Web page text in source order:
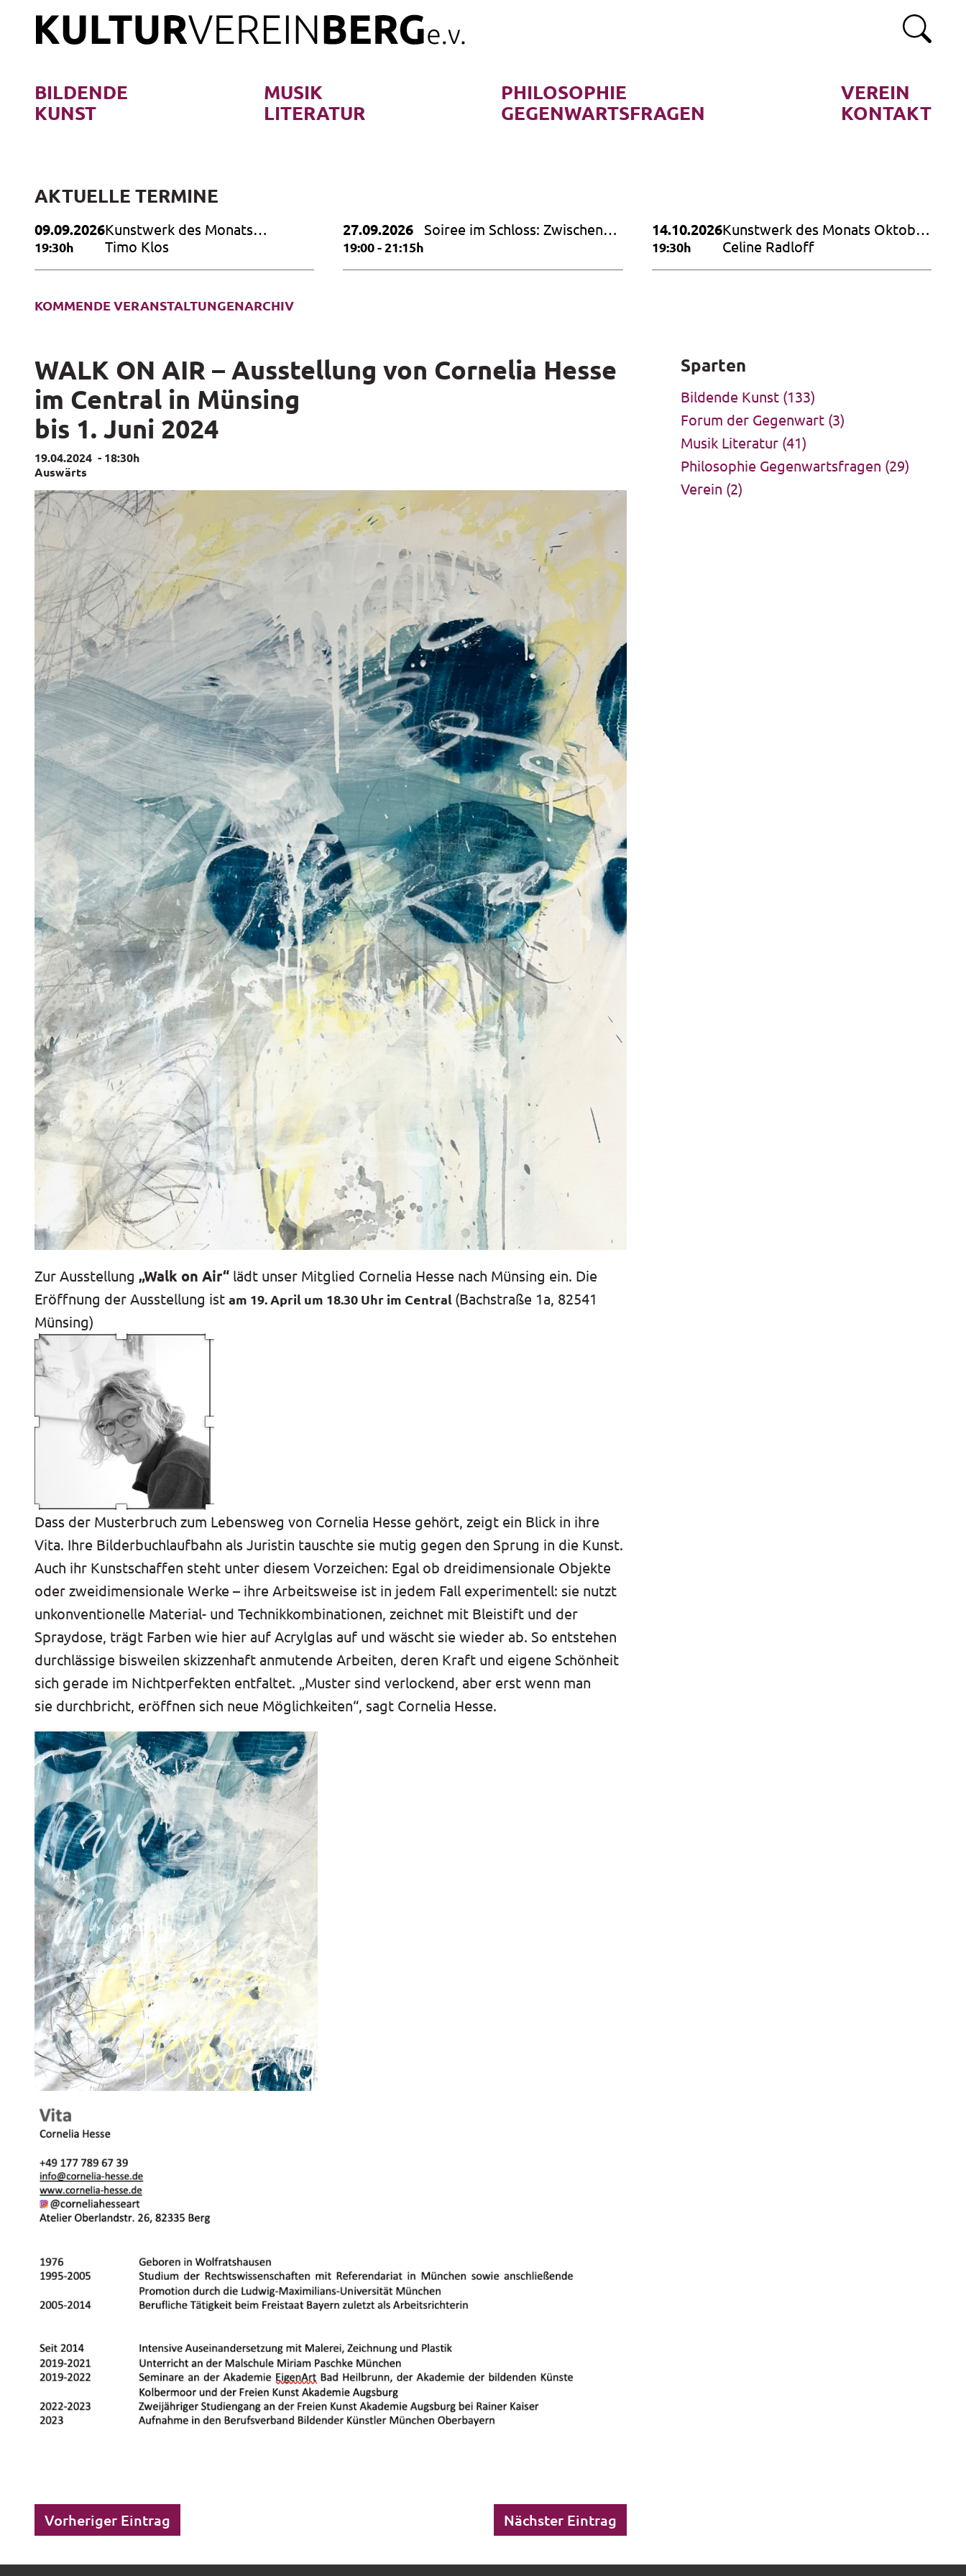
BILDENDE
KUNST
MUSIK
LITERATUR
PHILOSOPHIE
GEGENWARTSFRAGEN
VEREIN
KONTAKT
AKTUELLE TERMINE
09.09.2026
19:30h
Kunstwerk des Monats
September 2026
Timo Klos
27.09.2026
19:00 - 21:15h
Soiree im Schloss: Zwischen
14.10.2026
19:30h
Kunstwerk des Monats Oktober
2026
Celine Radloff
KOMMENDE VERANSTALTUNGENARCHIV
WALK ON AIR – Ausstellung von Cornelia Hesse
im Central in Münsing
bis 1. Juni 2024
19.04.2024 - 18:30h
Auswärts
Zur Ausstellung „Walk on Air“ lädt unser Mitglied Cornelia Hesse nach Münsing ein. Die
Eröffnung der Ausstellung ist am 19. April um 18.30 Uhr im Central (Bachstraße 1a, 82541
Münsing)
Dass der Musterbruch zum Lebensweg von Cornelia Hesse gehört, zeigt ein Blick in ihre
Vita. Ihre Bilderbuchlaufbahn als Juristin tauschte sie mutig gegen den Sprung in die Kunst.
Auch ihr Kunstschaffen steht unter diesem Vorzeichen: Egal ob dreidimensionale Objekte
oder zweidimensionale Werke – ihre Arbeitsweise ist in jedem Fall experimentell: sie nutzt
unkonventionelle Material- und Technikkombinationen, zeichnet mit Bleistift und der
Spraydose, trägt Farben wie hier auf Acrylglas auf und wäscht sie wieder ab. So entstehen
durchlässige bisweilen skizzenhaft anmutende Arbeiten, deren Kraft und eigene Schönheit
sich gerade im Nichtperfekten entfaltet. „Muster sind verlockend, aber erst wenn man
sie durchbricht, eröffnen sich neue Möglichkeiten“, sagt Cornelia Hesse.
Vorheriger Eintrag Nächster Eintrag
Sparten
Bildende Kunst(133)
Forum der Gegenwart(3)
Musik Literatur(41)
Philosophie Gegenwartsfragen (29)
Verein (2)